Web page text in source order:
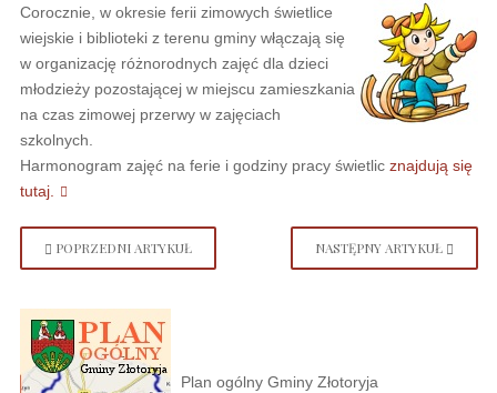
Corocznie, w okresie ferii zimowych świetlice
wiejskie i biblioteki z terenu gminy włączają się
w organizację różnorodnych zajęć dla dzieci
młodzieży pozostającej w miejscu zamieszkania
na czas zimowej przerwy w zajęciach
szkolnych.
Harmonogram zajęć na ferie i godziny pracy świetlic znajdują się
tutaj.
POPRZEDNI ARTYKUŁ NASTĘPNY ARTYKUŁ
Plan ogólny Gminy Złotoryja